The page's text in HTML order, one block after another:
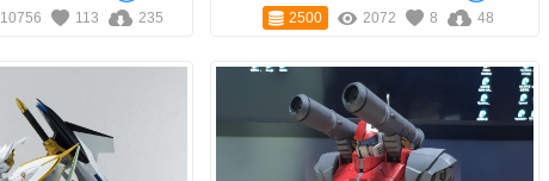
10756 113 235 2500 2072 8 48